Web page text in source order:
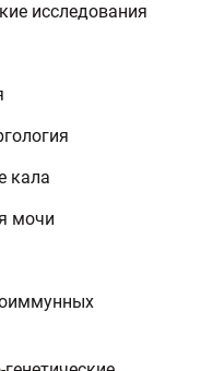
исследования
кала
мочи